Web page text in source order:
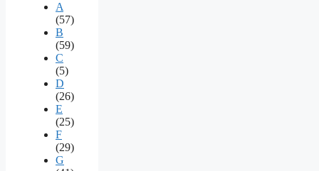
A
(57)
B
(59)
C
(5)
D
(26)
E
(25)
F
(29)
G